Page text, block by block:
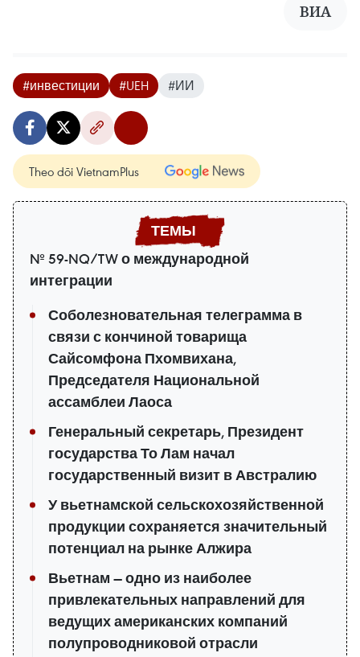
ВИA
#инвестиции #UEH #ИИ
Theo dõi VietnamPlus
№ 59-NQ/TW о международной
интеграции
Соболезновательная телеграмма в
связи с кончиной товарища
Сайсомфона Пхомвихана,
Председателя Национальной
ассамблеи Лаоса
Генеральный секретарь, Президент
государства То Лам начал
государственный визит в Австралию
У вьетнамской сельскохозяйственной
продукции сохраняется значительный
потенциал на рынке Алжира
Вьетнам — одно из наиболее
привлекательных направлений для
ведущих американских компаний
полупроводниковой отрасли